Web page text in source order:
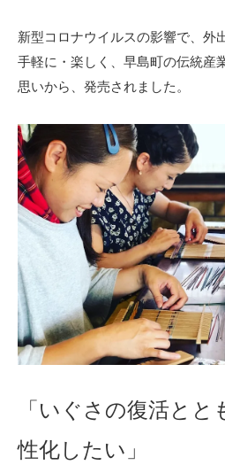
新型コロナウイルスの影響で、外
手軽に・楽しく、早島町の伝統産
思いから、発売されました。
「いぐさの復活と
性化したい」